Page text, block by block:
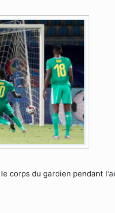
corps du gardien pendant